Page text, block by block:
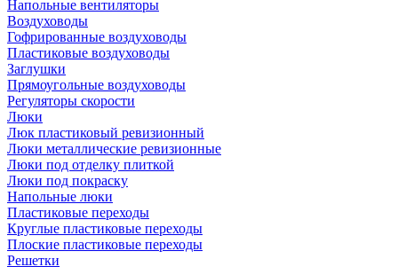
Напольные вентиляторы
Воздуховоды
Гофрированные воздуховоды
Пластиковые воздуховоды
Заглушки
Прямоугольные воздуховоды
Регуляторы скорости
Люки
Люк пластиковый ревизионный
Люки металлические ревизионные
Люки под отделку плиткой
Люки под покраску
Напольные люки
Пластиковые переходы
Круглые пластиковые переходы
Плоские пластиковые переходы
Решетки